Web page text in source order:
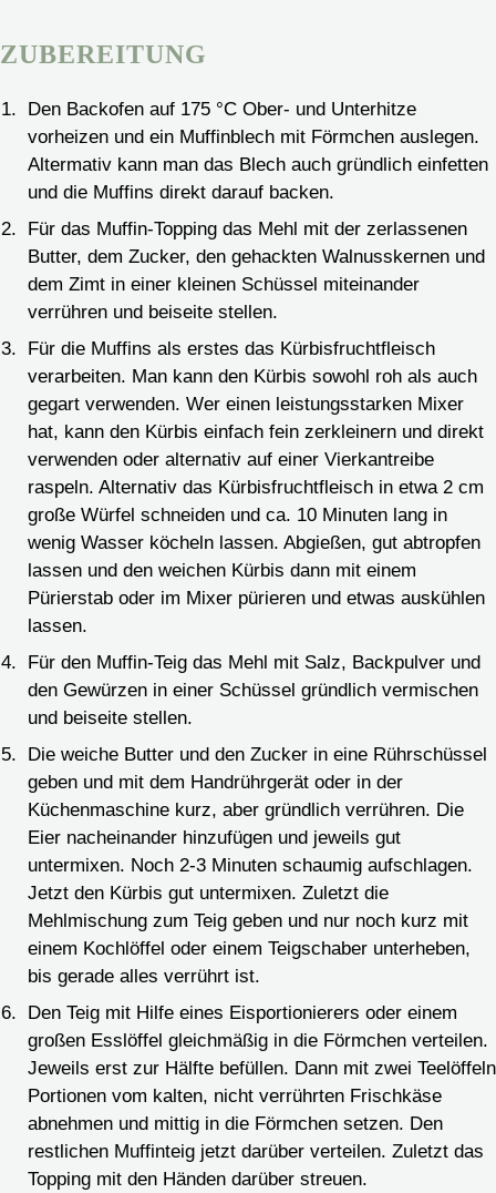
ZUBEREITUNG
Den Backofen auf 175 °C Ober- und Unterhitze
vorheizen und ein Muffinblech mit Förmchen auslegen.
Altermativ kann man das Blech auch gründlich einfetten
und die Muffins direkt darauf backen.
Für das Muffin-Topping das Mehl mit der zerlassenen
Butter, dem Zucker, den gehackten Walnusskernen und
dem Zimt in einer kleinen Schüssel miteinander
verrühren und beiseite stellen.
Für die Muffins als erstes das Kürbisfruchtfleisch
verarbeiten. Man kann den Kürbis sowohl roh als auch
gegart verwenden. Wer einen leistungsstarken Mixer
hat, kann den Kürbis einfach fein zerkleinern und direkt
verwenden oder alternativ auf einer Vierkantreibe
raspeln. Alternativ das Kürbisfruchtfleisch in etwa 2 cm
große Würfel schneiden und ca. 10 Minuten lang in
wenig Wasser köcheln lassen. Abgießen, gut abtropfen
lassen und den weichen Kürbis dann mit einem
Pürierstab oder im Mixer pürieren und etwas auskühlen
lassen.
Für den Muffin-Teig das Mehl mit Salz, Backpulver und
den Gewürzen in einer Schüssel gründlich vermischen
und beiseite stellen.
Die weiche Butter und den Zucker in eine Rührschüssel
geben und mit dem Handrührgerät oder in der
Küchenmaschine kurz, aber gründlich verrühren. Die
Eier nacheinander hinzufügen und jeweils gut
untermixen. Noch 2-3 Minuten schaumig aufschlagen.
Jetzt den Kürbis gut untermixen. Zuletzt die
Mehlmischung zum Teig geben und nur noch kurz mit
einem Kochlöffel oder einem Teigschaber unterheben,
bis gerade alles verrührt ist.
Den Teig mit Hilfe eines Eisportionierers oder einem
großen Esslöffel gleichmäßig in die Förmchen verteilen.
Jeweils erst zur Hälfte befüllen. Dann mit zwei Teelöffeln
Portionen vom kalten, nicht verrührten Frischkäse
abnehmen und mittig in die Förmchen setzen. Den
restlichen Muffinteig jetzt darüber verteilen. Zuletzt das
Topping mit den Händen darüber streuen.